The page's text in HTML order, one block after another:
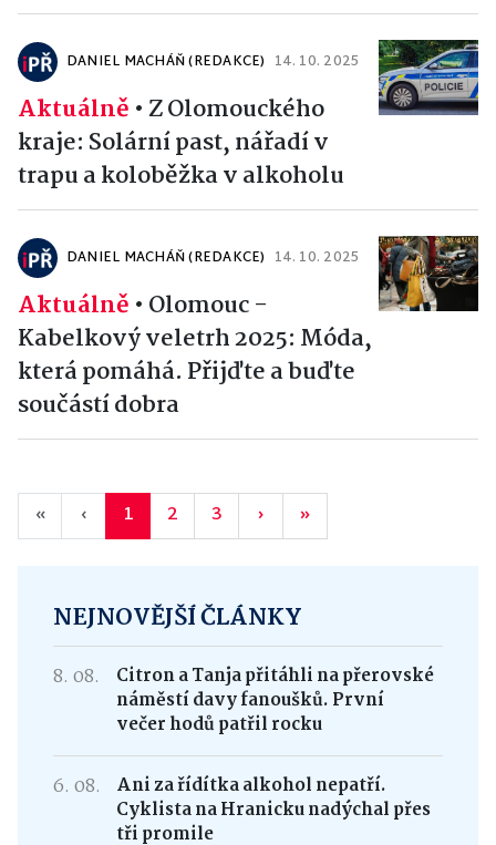
DANIEL MACHÁŇ (REDAKCE) 14. 10. 2025
Aktuálně • Z Olomouckého
kraje: Solární past, nářadí v
trapu a koloběžka v alkoholu
DANIEL MACHÁŇ (REDAKCE) 14. 10. 2025
Aktuálně • Olomouc -
Kabelkový veletrh 2025: Móda,
která pomáhá. Přijďte a buďte
součástí dobra
« ‹ 1 2 3 › »
NEJNOVĚJŠÍ ČLÁNKY
8. 08.
Citron a Tanja přitáhli na přerovské
náměstí davy fanoušků. První
večer hodů patřil rocku
6. 08.
Ani za řídítka alkohol nepatří.
Cyklista na Hranicku nadýchal přes
tři promile